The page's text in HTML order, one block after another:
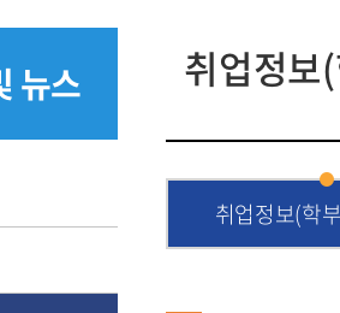
장학제도
학사일정
공학인증(ABEEK) 종료 안내
뉴스 취업정보
취업정보(학